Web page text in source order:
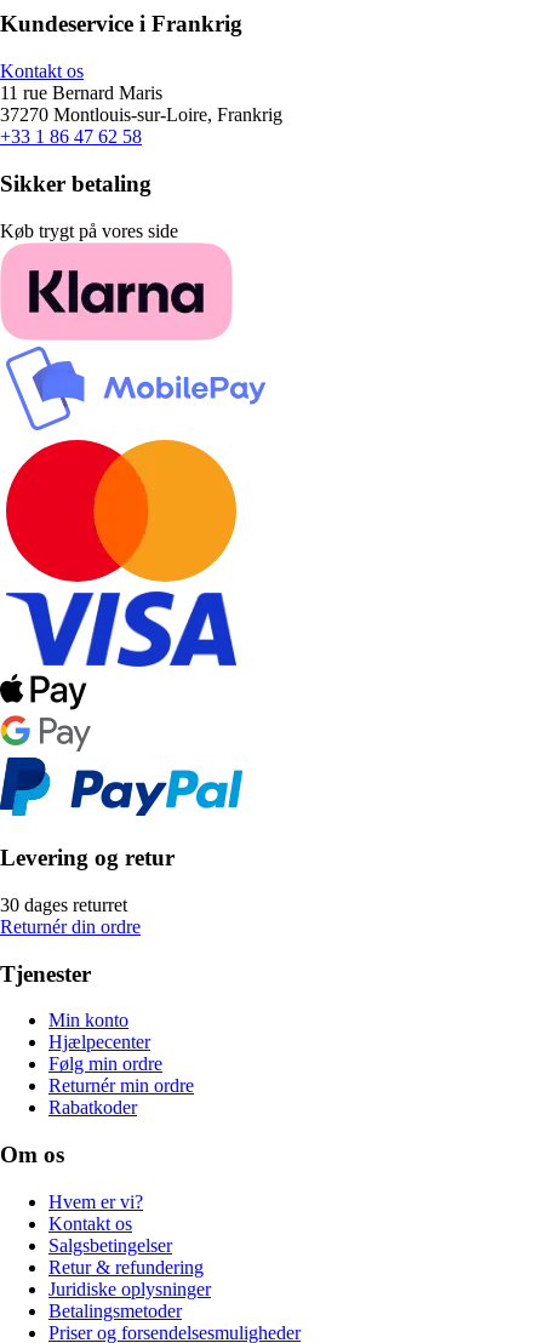
Kundeservice i Frankrig
Kontakt os
11 rue Bernard Maris
37270 Montlouis-sur-Loire, Frankrig
+33 1 86 47 62 58
Sikker betaling
Køb trygt på vores side
Levering og retur
30 dages returret
Returnér din ordre
Tjenester
Min konto
Hjælpecenter
Følg min ordre
Returnér min ordre
Rabatkoder
Om os
Hvem er vi?
Kontakt os
Salgsbetingelser
Retur & refundering
Juridiske oplysninger
Betalingsmetoder
Priser og forsendelsesmuligheder